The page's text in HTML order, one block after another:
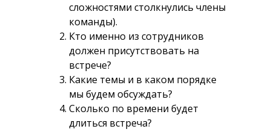
сложностями столкнулись члены
команды).
Кто именно из сотрудников
должен присутствовать на
встрече?
Какие темы и в каком порядке
мы будем обсуждать?
Сколько по времени будет
длиться встреча?